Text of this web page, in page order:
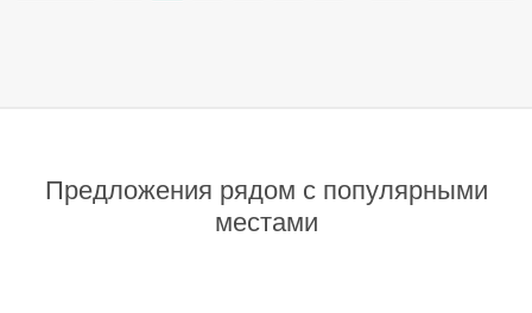
Предложения рядом с популярными
местами